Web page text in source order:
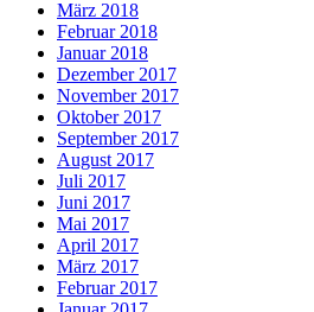
März 2018
Februar 2018
Januar 2018
Dezember 2017
November 2017
Oktober 2017
September 2017
August 2017
Juli 2017
Juni 2017
Mai 2017
April 2017
März 2017
Februar 2017